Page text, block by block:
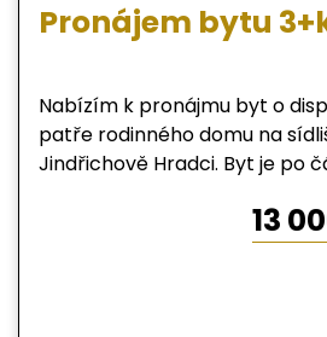
Pronájem bytu
Nabízím k pronájmu byt o
patře rodinného domu na
Jindřichově Hradci. Byt je po částečné
bytu: vstupní chodba,
koutem, komora, chodba,
13